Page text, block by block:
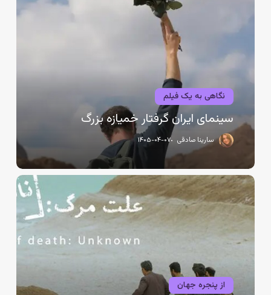
خمیازه
بزرگ
نگاهی به یک فیلم
سینمای ایران گرفتار خمیازه بزرگ
سارینا صادقی ۱۴۰۵-۰۴-۰۷
علت
حذف
از
داوریِ
اسکار،
از پنجره جهان